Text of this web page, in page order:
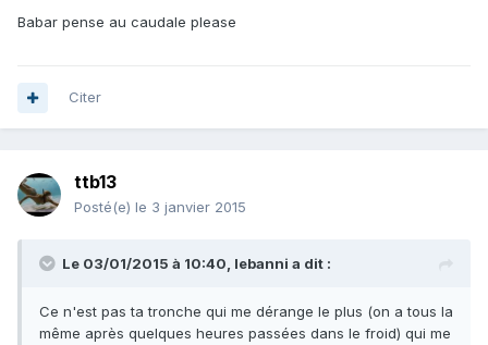
Babar pense au caudale please
Citer
ttb13
Posté(e) le 3 janvier 2015
Le 03/01/2015 à 10:40, lebanni a dit :
Ce n'est pas ta tronche qui me dérange le plus (on a tous la
même après quelques heures passées dans le froid) qui me